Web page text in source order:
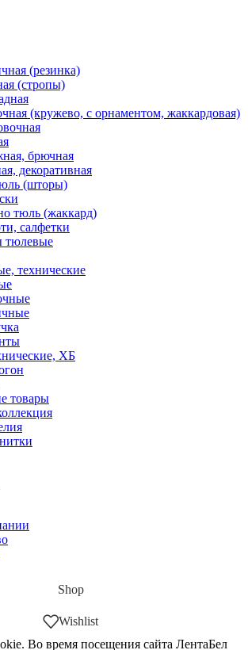
(резинка)
(стропы)
(кружево, с орнаментом, жаккардовая)
брючная
декоративная
(шторы)
тюль (жаккард)
салфетки
технические
ХБ
товары
Shop
Wishlist
Во время посещения сайта ЛентаБел